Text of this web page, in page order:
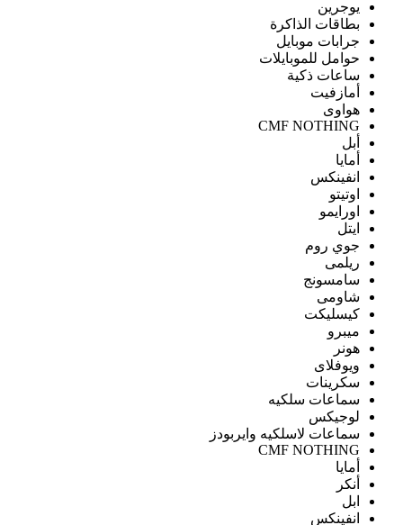
يوجرين
بطاقات الذاكرة
جرابات موبايل
حوامل للموبايلات
ساعات ذكية
أمازفيت
هواوى
CMF NOTHING
أبل
أمايا
انفينكس
اوتيتو
اورايمو
ايتل
جوي روم
ريلمى
سامسونج
شاومى
كيسليكت
ميبرو
هونر
ويوفلاى
سكرينات
سماعات سلكيه
لوجيكس
سماعات لاسلكيه وايربودز
CMF NOTHING
أمايا
أنكر
ابل
انفينكس